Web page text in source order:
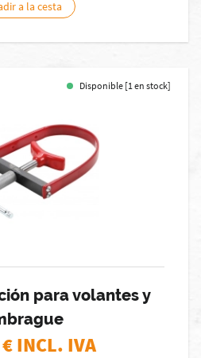
a la cesta
Disponible [1 en stock]
para volantes y
€ INCL. IVA